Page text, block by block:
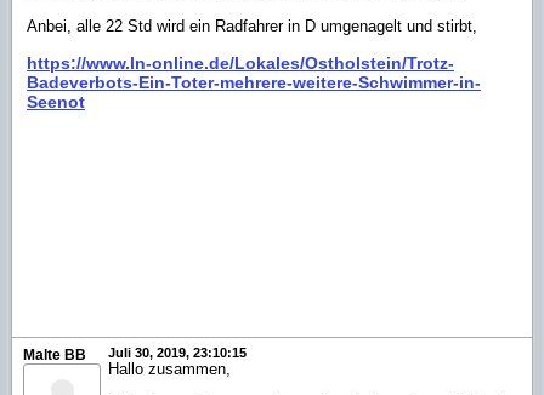
Anbei, alle 22 Std wird ein Radfahrer in D umgenagelt und stirbt,
https://www.ln-online.de/Lokales/Ostholstein/Trotz-
Badeverbots-Ein-Toter-mehrere-weitere-Schwimmer-in-
Seenot
Malte BB Juli 30, 2019, 23:10:15
Hallo zusammen,